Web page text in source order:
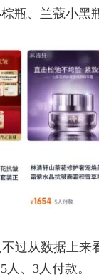
瓶、兰蔻小黑
从数据上来
、3人付款。